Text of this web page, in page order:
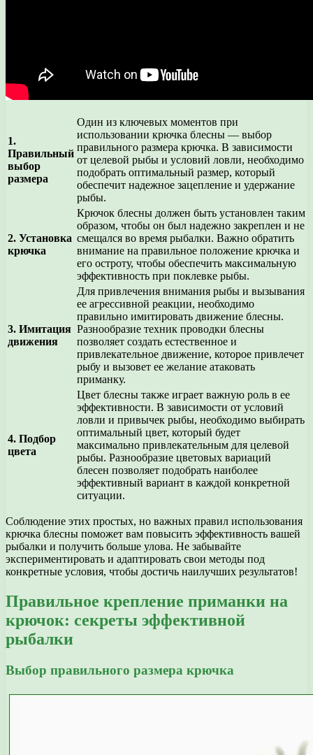
1.
Правильный
выбор
размера
Один из ключевых моментов при
использовании крючка блесны — выбор
правильного размера крючка. В зависимости
от целевой рыбы и условий ловли, необходимо
подобрать оптимальный размер, который
обеспечит надежное зацепление и удержание
рыбы.
2. Установка
крючка
Крючок блесны должен быть установлен таким
образом, чтобы он был надежно закреплен и не
смещался во время рыбалки. Важно обратить
внимание на правильное положение крючка и
его остроту, чтобы обеспечить максимальную
эффективность при поклевке рыбы.
3. Имитация
движения
Для привлечения внимания рыбы и вызывания
ее агрессивной реакции, необходимо
правильно имитировать движение блесны.
Разнообразие техник проводки блесны
позволяет создать естественное и
привлекательное движение, которое привлечет
рыбу и вызовет ее желание атаковать
приманку.
4. Подбор
цвета
Цвет блесны также играет важную роль в ее
эффективности. В зависимости от условий
ловли и привычек рыбы, необходимо выбирать
оптимальный цвет, который будет
максимально привлекательным для целевой
рыбы. Разнообразие цветовых вариаций
блесен позволяет подобрать наиболее
эффективный вариант в каждой конкретной
ситуации.
Соблюдение этих простых, но важных правил использования
крючка блесны поможет вам повысить эффективность вашей
рыбалки и получить больше улова. Не забывайте
экспериментировать и адаптировать свои методы под
конкретные условия, чтобы достичь наилучших результатов!
Правильное крепление приманки на
крючок: секреты эффективной
рыбалки
Выбор правильного размера крючка